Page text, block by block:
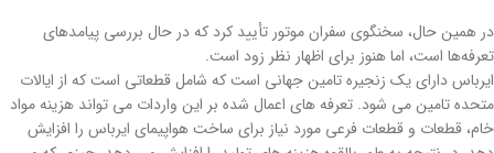
در همین حال، سخنگوی سفران موتور تأیید کرد که در حال بررسی پیامدهای
تعرفه‌ها است، اما هنوز برای اظهار نظر زود است.
ایرباس دارای یک زنجیره تامین جهانی است که شامل قطعاتی است که از ایالات
متحده تامین می شود. تعرفه های اعمال شده بر این واردات می تواند هزینه مواد
خام، قطعات و قطعات فرعی مورد نیاز برای ساخت هواپیمای ایرباس را افزایش